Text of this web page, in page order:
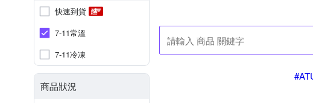
快速到貨
7-11常溫
7-11冷凍
商品狀況